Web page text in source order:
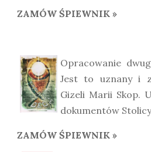
ZAMÓW ŚPIEWNIK »
Opracowanie
Jest to uznany i
Gizeli Marii Skop.
dokumentów
ZAMÓW ŚPIEWNIK »